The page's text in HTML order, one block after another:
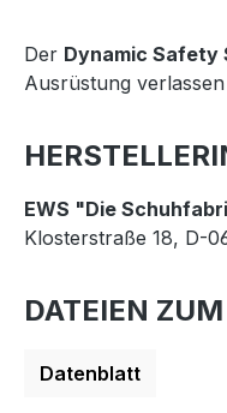
Der Dynamic Safety
Ausrüstung
EWS "Die
Klosterstraße 18, D-
DATEIEN
Datenblatt